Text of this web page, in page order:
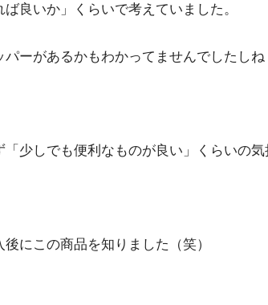
ば良いか」くらいで考えていました。
パーがあるかもわかってませんでしたしね
「少しでも便利なものが良い」くらいの気
後にこの商品を知りました（笑）